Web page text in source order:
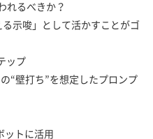
れるべきか？
示唆」として活かすことがゴ
ップ
“壁打ち”を想定したプロンプ
ットに活用